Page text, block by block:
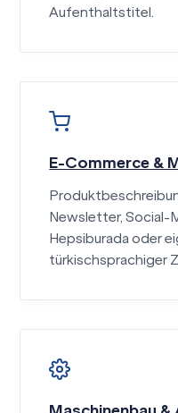
Aufenthaltstitel.
E-Commerce &
Newsletter, Social-
Hepsiburada oder
türkischsprachiger